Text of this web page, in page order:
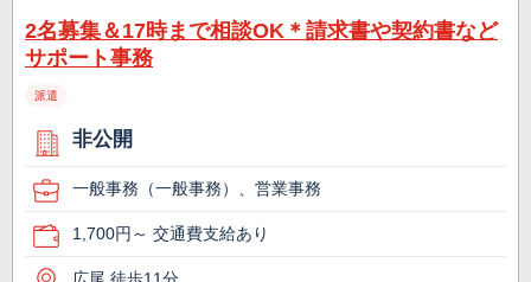
2名募集＆17時まで相談OK＊請求書や契約書など
サポート事務
派遣
非公開
一般事務（一般事務）、営業事務
1,700円～ 交通費支給あり